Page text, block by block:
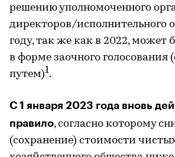
решению уполномоченного
директоров/исполнительного
году, так же как в 2022, может
в форме заочного голосования
путем)1.
С 1 января 2023 года вновь
правило, согласно которому
(сохранение) стоимости